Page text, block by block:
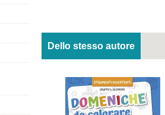
Dello stesso autore